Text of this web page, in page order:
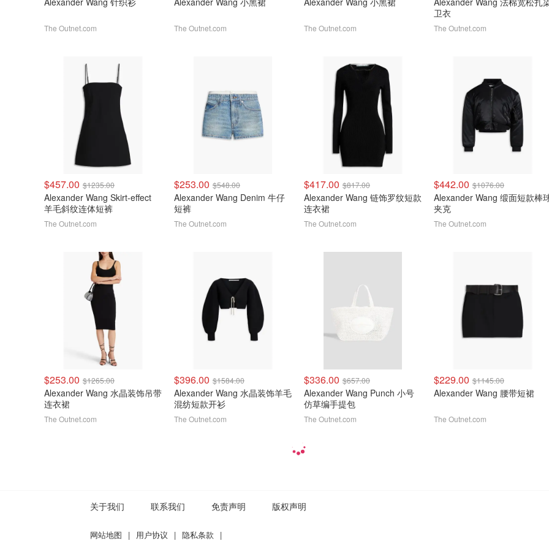
The Outnet.com The Outnet.com The Outnet.com
卫衣
The Outnet.com
$457.00 $1235.00
Alexander Wang Skirt-effect
羊毛斜纹连体短裤
The Outnet.com
$253.00 $548.00
Alexander Wang Denim 牛仔
短裤
The Outnet.com
$417.00 $817.00
Alexander Wang 链饰罗纹短款
连衣裙
The Outnet.com
$442.00 $1076.00
Alexander Wang 缎面短款棒
夹克
The Outnet.com
$253.00 $1265.00
Alexander Wang 水晶装饰吊带
连衣裙
The Outnet.com
$396.00 $1584.00
Alexander Wang 水晶装饰羊毛
混纺短款开衫
The Outnet.com
$336.00 $657.00
Alexander Wang Punch 小号
仿草编手提包
The Outnet.com
$229.00 $1145.00
Alexander Wang 腰带短裙
The Outnet.com
关于我们 联系我们 免责声明 版权声明
网站地图 | 用户协议 | 隐私条款 |